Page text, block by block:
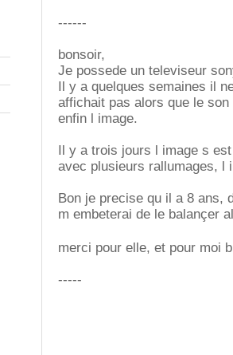
------
bonsoir,
Je possede un televiseur
Il y a quelques semaines il
affichait pas alors que le
enfin l image.
Il y a trois jours l image s
avec plusieurs rallumages, l
Bon je precise qu il a 8 ans,
m embeterai de le balançer
merci pour elle, et pour moi
-----